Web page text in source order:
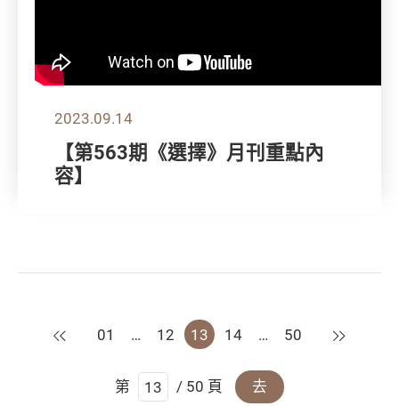
2023.09.14
【第563期《選擇》月刊重點內
容】
上一頁
01 … 12 13 14 … 50 下一頁
第 / 50 頁 去